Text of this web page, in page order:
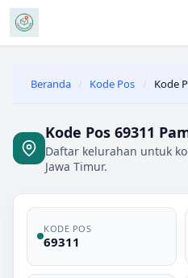
Beranda / Kode Pos / Kode
Kode Pos 69311
Daftar kelurahan untuk
Jawa Timur.
KODE POS
69311